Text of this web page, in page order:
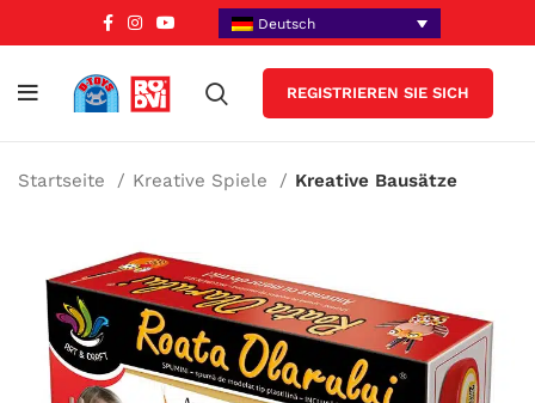
Deutsch
REGISTRIEREN SIE SICH
Startseite Kreative Spiele Kreative Bausätze